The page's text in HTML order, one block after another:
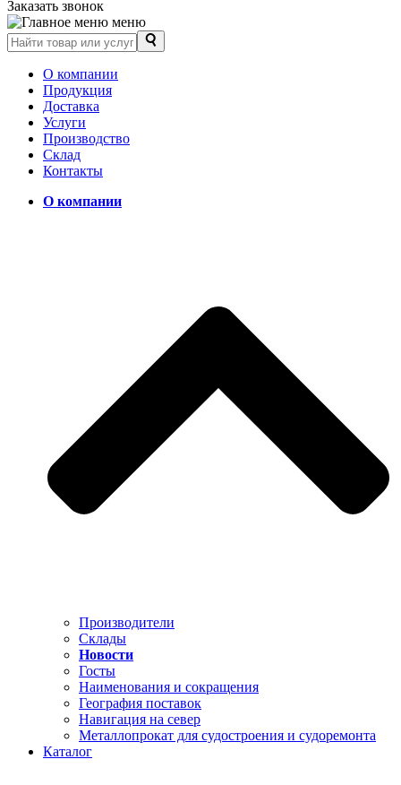
Заказать звонок
меню
О компании
Продукция
Доставка
Услуги
Производство
Склад
Контакты
О компании
Производители
Склады
Новости
Госты
Наименования и сокращения
География поставок
Навигация на север
Металлопрокат для судостроения и судоремонта
Каталог